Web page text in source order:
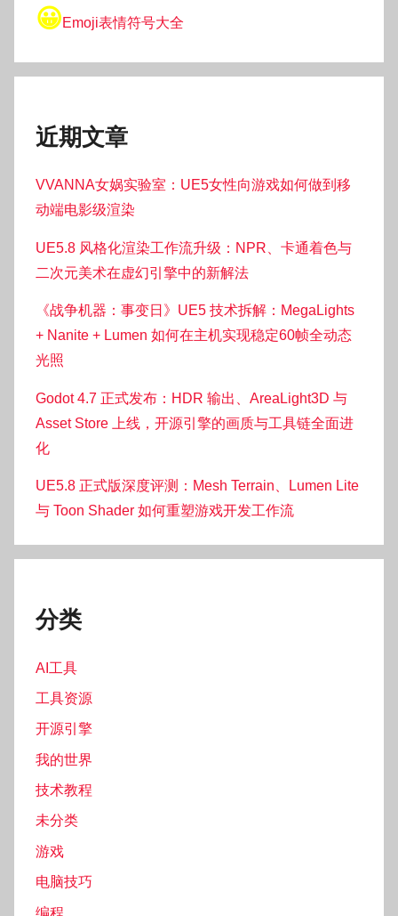
😀Emoji表情符号大全
近期文章
VVANNA女娲实验室：UE5女性向游戏如何做到移
动端电影级渲染
UE5.8 风格化渲染工作流升级：NPR、卡通着色与
二次元美术在虚幻引擎中的新解法
《战争机器：事变日》UE5 技术拆解：MegaLights
+ Nanite + Lumen 如何在主机实现稳定60帧全动态
光照
Godot 4.7 正式发布：HDR 输出、AreaLight3D 与
Asset Store 上线，开源引擎的画质与工具链全面进
化
UE5.8 正式版深度评测：Mesh Terrain、Lumen Lite
与 Toon Shader 如何重塑游戏开发工作流
分类
AI工具
工具资源
开源引擎
我的世界
技术教程
未分类
游戏
电脑技巧
编程